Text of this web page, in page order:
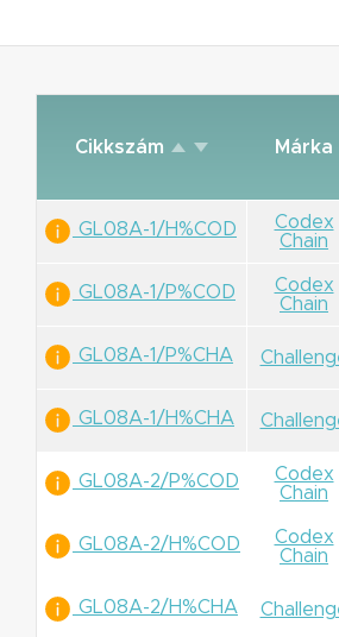
Cikkszám Márka
GL08A-1/H%COD
Codex
Chain
GL08A-1/P%COD
Codex
Chain
GL08A-1/P%CHA
GL08A-1/H%CHA
GL08A-2/P%COD
Codex
Chain
GL08A-2/H%COD
Codex
Chain
GL08A-2/H%CHA